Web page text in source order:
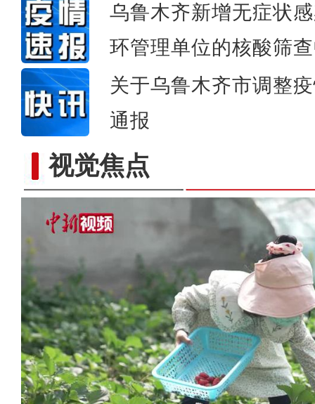
乌鲁木齐新增无症状
环管理单位的核酸筛
关于乌鲁木齐市调整
通报
视觉焦点新疆兵团：草莓主题公园